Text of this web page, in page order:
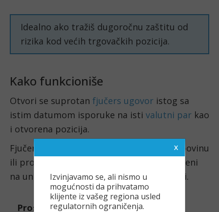
Idealno ako tražiš dugoročnu zaštitu od
rizika kod većih trgovačkih pozicija.
Kako funkcioniše
Otvori se suprotan fjučers ugovor istog sa
istim datumom isporuke na isti valutni par kao
i otvorena pozicija.
Fjučers ugovori obavezuju trgovca na kupovinu
ili prodaju valute po unapred određenoj ceni
na unapred određeni datum u budućnosti.
Pros Cons
Izvinjavamo se, ali nismo u
mogućnosti da prihvatamo
klijente iz vašeg regiona usled
regulatornih ograničenja.